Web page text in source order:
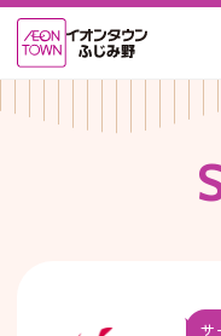
サ